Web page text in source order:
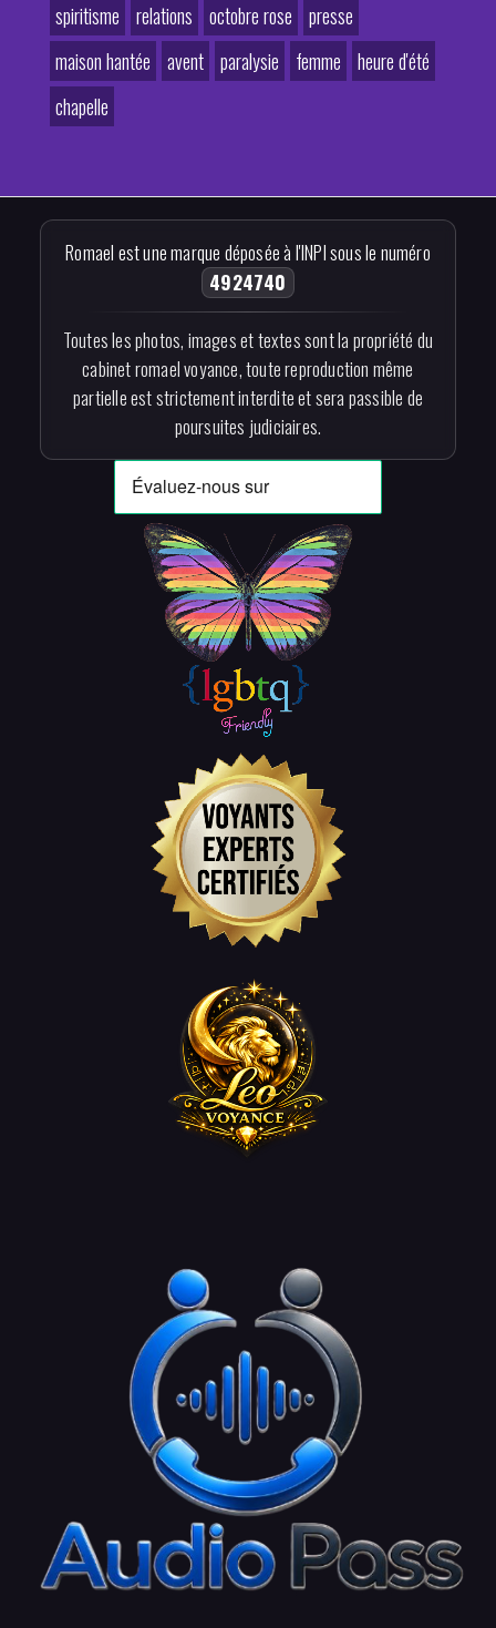
spiritisme relations octobre rose
presse
maison hantée
avent paralysie femme
heure d'été
chapelle
Romael est une marque déposée à l'INPI sous le numéro
4924740
Toutes les photos, images et textes sont la propriété du
cabinet romael voyance, toute reproduction même
partielle est strictement interdite et sera passible de
poursuites judiciaires.